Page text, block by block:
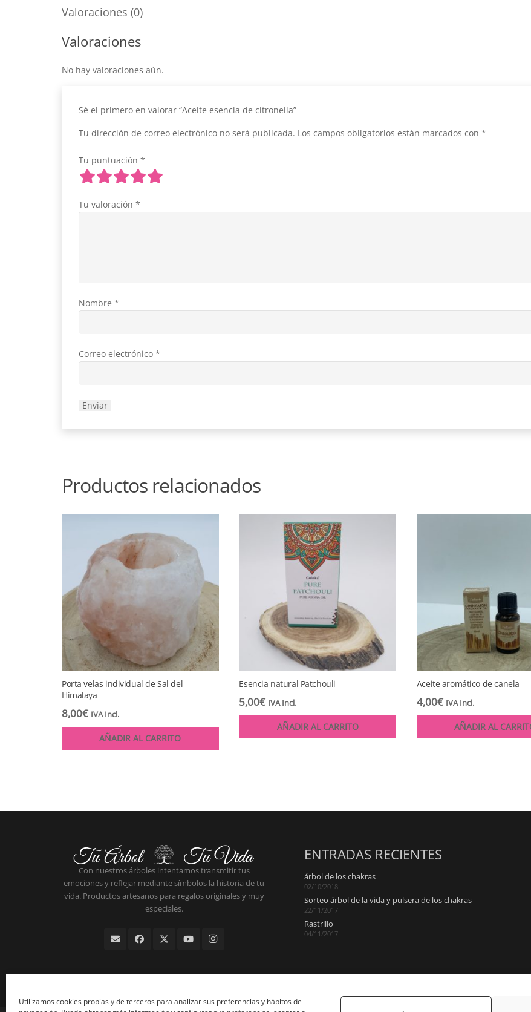
Utilizamos cookies propias y de terceros para analizar sus preferencias y hábitos de
Valoraciones (0)
Valoraciones
No hay valoraciones aún.
Sé el primero en valorar “Aceite esencia de citronella”
Tu dirección de correo electrónico no será publicada. Los campos obligatorios están marcados con *
Tu puntuación *
Tu valoración *
Nombre *
Correo electrónico *
Productos relacionados
Porta velas individual de Sal del
Himalaya
8,00€ IVA Incl.
AÑADIR AL CARRITO
Esencia natural Patchouli
5,00€ IVA Incl.
AÑADIR AL CARRITO
Aceite aromático de canela
4,00€ IVA Incl.
AÑADIR AL
Con nuestros árboles intentamos transmitir tus
emociones y reflejar mediante símbolos la historia de tu
vida. Productos artesanos para regalos originales y muy
especiales.
ENTRADAS RECIENTES
árbol de los chakras
02/10/2018
Sorteo árbol de la vida y pulsera de los chakras
22/11/2017
Rastrillo
04/11/2017